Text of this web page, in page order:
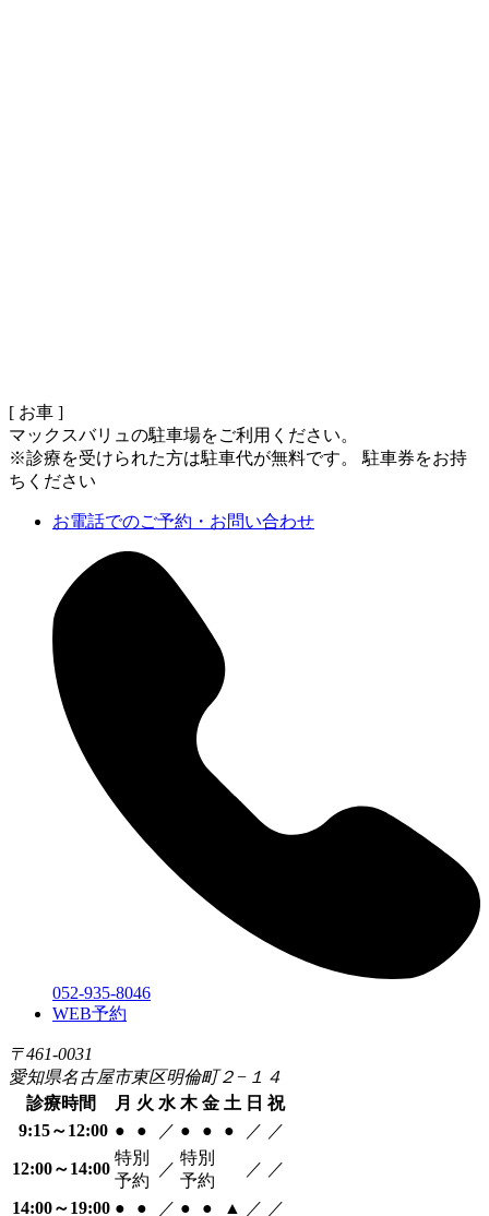
[ お車 ]
マックスバリュの駐車場をご利用ください。
※診療を受けられた方は駐車代が無料です。 駐車券をお持
ちください
お電話でのご予約・お問い合わせ
052-935-8046
WEB予約
〒461-0031
愛知県名古屋市東区明倫町２−１４
診療時間
月 火 水 木 金 土 日 祝
9:15～12:00 ● ● ／ ● ● ● ／ ／
12:00～14:00
特別
予約
／
特別
予約
／ ／
14:00～19:00 ● ● ／ ● ● ▲ ／ ／